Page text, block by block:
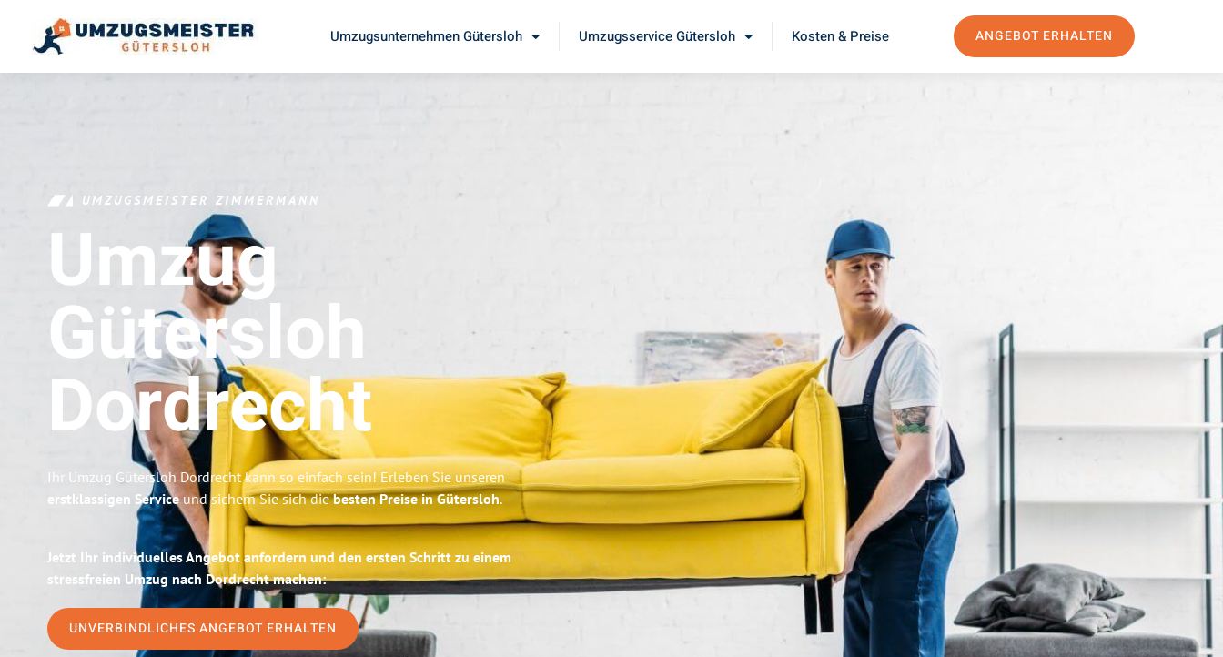
Umzugsunternehmen Gütersloh Umzugsservice Gütersloh Kosten & Preise ANGEBOT ERHALTEN
UMZUGSMEISTER ZIMMERMANN
Umzug
Gütersloh
Dordrecht
Ihr Umzug Gütersloh Dordrecht kann so einfach sein! Erleben Sie unseren
erstklassigen Serviceund sichern Sie sich diebesten Preise in Gütersloh.
Jetzt Ihr individuelles Angebot anfordern und den ersten Schritt zu einem
stressfreien Umzug nach Dordrecht machen:
UNVERBINDLICHES ANGEBOT ERHALTEN